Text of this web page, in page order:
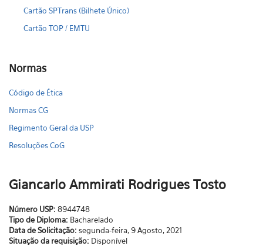
Cartão SPTrans (Bilhete Único)
Cartão TOP / EMTU
Normas
Código de Ética
Normas CG
Regimento Geral da USP
Resoluções CoG
Giancarlo Ammirati Rodrigues Tosto
Número USP: 8944748
Tipo de Diploma: Bacharelado
Data de Solicitação: segunda-feira, 9 Agosto, 2021
Situação da requisição: Disponível